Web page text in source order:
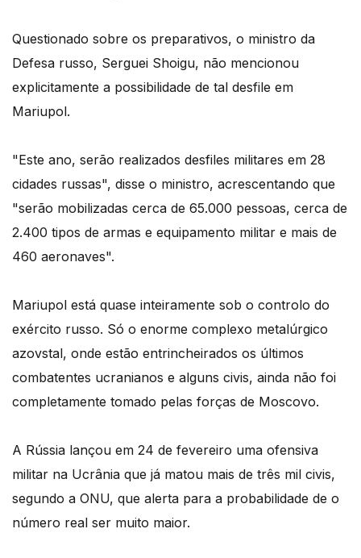
Questionado sobre os preparativos, o ministro da
Defesa russo, Serguei Shoigu, não mencionou
explicitamente a possibilidade de tal desfile em
Mariupol.
"Este ano, serão realizados desfiles militares em 28
cidades russas", disse o ministro, acrescentando que
"serão mobilizadas cerca de 65.000 pessoas, cerca de
2.400 tipos de armas e equipamento militar e mais de
460 aeronaves".
Mariupol está quase inteiramente sob o controlo do
exército russo. Só o enorme complexo metalúrgico
azovstal, onde estão entrincheirados os últimos
combatentes ucranianos e alguns civis, ainda não foi
completamente tomado pelas forças de Moscovo.
A Rússia lançou em 24 de fevereiro uma ofensiva
militar na Ucrânia que já matou mais de três mil civis,
segundo a ONU, que alerta para a probabilidade de o
número real ser muito maior.